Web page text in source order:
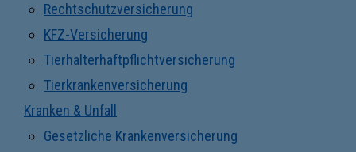
Rechtschutzversicherung
KFZ-Versicherung
Tierhalterhaftpflichtversicherung
Tierkrankenversicherung
Kranken & Unfall
Gesetzliche Krankenversicherung